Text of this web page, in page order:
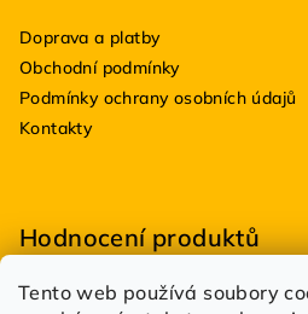
Tento web používá soubory
Doprava a platby
Obchodní podmínky
Podmínky ochrany osobních údajů
Kontakty
Hodnocení produktů
BioDRY bakterie do